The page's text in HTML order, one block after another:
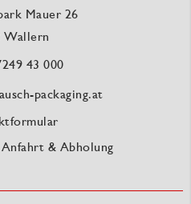
Mauer 26
Wallern
43 000
packaging.at
& Abholung